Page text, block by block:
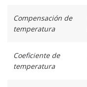
Compensación de
temperatura
Coeficiente de
temperatura